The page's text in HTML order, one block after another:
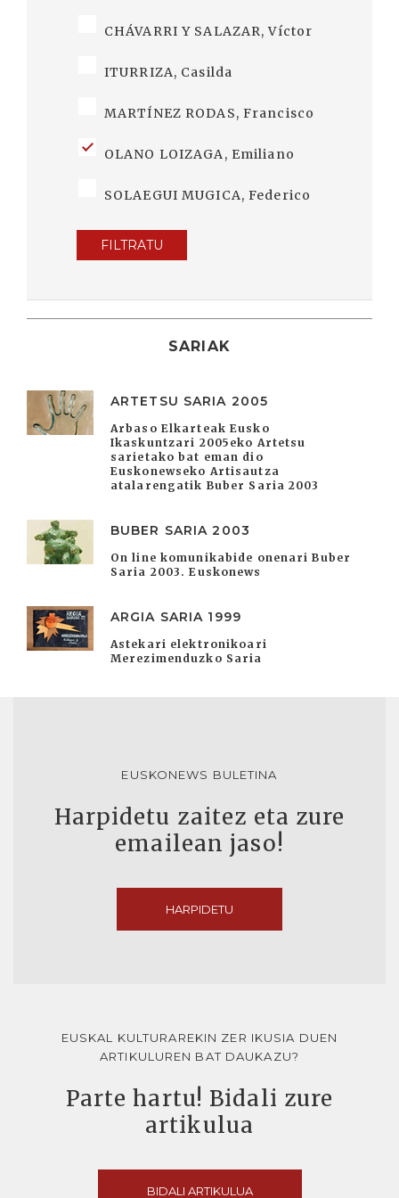
CHÁVARRI Y SALAZAR, Víctor
ITURRIZA, Casilda
MARTÍNEZ RODAS, Francisco
OLANO LOIZAGA, Emiliano
SOLAEGUI MUGICA, Federico
FILTRATU
SARIAK
ARTETSU SARIA 2005
Arbaso Elkarteak Eusko
Ikaskuntzari 2005eko Artetsu
sarietako bat eman dio
Euskonewseko Artisautza
atalarengatik Buber Saria 2003
BUBER SARIA 2003
On line komunikabide onenari Buber
Saria 2003. Euskonews
ARGIA SARIA 1999
Astekari elektronikoari
Merezimenduzko Saria
EUSKONEWS BULETINA
Harpidetu zaitez eta zure
emailean jaso!
HARPIDETU
EUSKAL KULTURAREKIN ZER IKUSIA DUEN
ARTIKULUREN BAT DAUKAZU?
Parte hartu! Bidali zure
artikulua
BIDALI ARTIKULUA